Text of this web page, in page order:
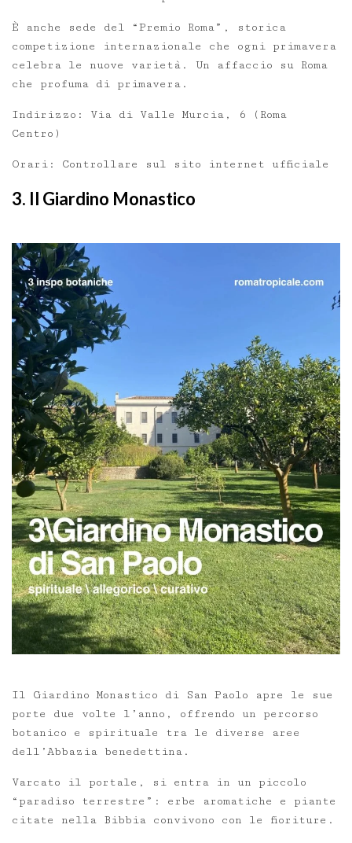
È anche sede del “Premio Roma”, storica
competizione internazionale che ogni primavera
celebra le nuove varietà. Un affaccio su Roma
che profuma di primavera.
Indirizzo: Via di Valle Murcia, 6 (Roma
Centro)
Orari: Controllare sul sito internet ufficiale
3. Il Giardino Monastico
Il Giardino Monastico di San Paolo apre le sue
porte due volte l’anno, offrendo un percorso
botanico e spirituale tra le diverse aree
dell’Abbazia benedettina.
Varcato il portale, si entra in un piccolo
“paradiso terrestre”: erbe aromatiche e piante
citate nella Bibbia convivono con le fioriture.